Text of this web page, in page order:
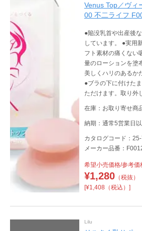
Venus Top／ヴィ
00 不二ライフ
●陥没乳首や出産後
しています。 ●実用
フト素材の痛くない
量のローションを塗
美しくハリのあるか
●ブラの下に付けた
ただけます。取り外
ます。手頃に始めら
ムです。〔実用新案
在庫：お取り寄せ商
納期：通常5営業日
カタログコード：
メーカー品番：
希望小売価格/参考価
¥1,280（税抜）
[¥1,408（税込）]
Lilu